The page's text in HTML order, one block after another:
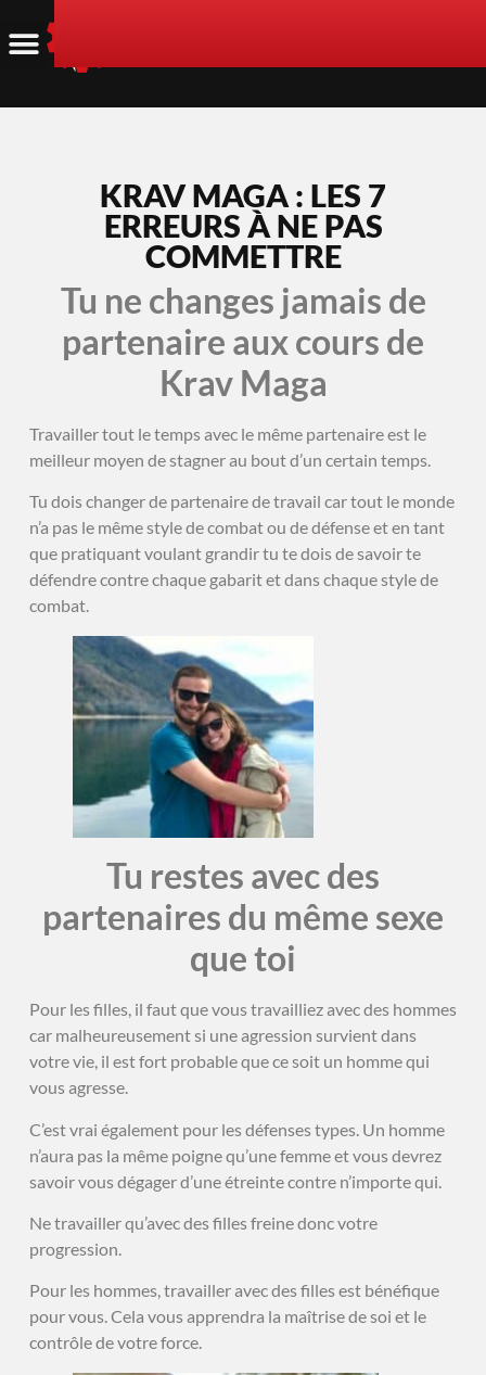
KRAV MAGA : LES 7
ERREURS À NE PAS
COMMETTRE
Tu ne changes jamais de
partenaire aux cours de
Krav Maga
Travailler tout le temps avec le même partenaire est le
meilleur moyen de stagner au bout d’un certain temps.
Tu dois changer de partenaire de travail car tout le monde
n’a pas le même style de combat ou de défense et en tant
que pratiquant voulant grandir tu te dois de savoir te
défendre contre chaque gabarit et dans chaque style de
combat.
Tu restes avec des
partenaires du même sexe
que toi
Pour les filles, il faut que vous travailliez avec des hommes
car malheureusement si une agression survient dans
votre vie, il est fort probable que ce soit un homme qui
vous agresse.
C’est vrai également pour les défenses types. Un homme
n’aura pas la même poigne qu’une femme et vous devrez
savoir vous dégager d’une étreinte contre n’importe qui.
Ne travailler qu’avec des filles freine donc votre
progression.
Pour les hommes, travailler avec des filles est bénéfique
pour vous. Cela vous apprendra la maîtrise de soi et le
contrôle de votre force.